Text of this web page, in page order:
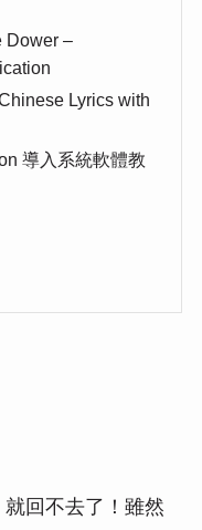
Dower –
Lyrics with
導入系統軟體教
回不去了！雖然